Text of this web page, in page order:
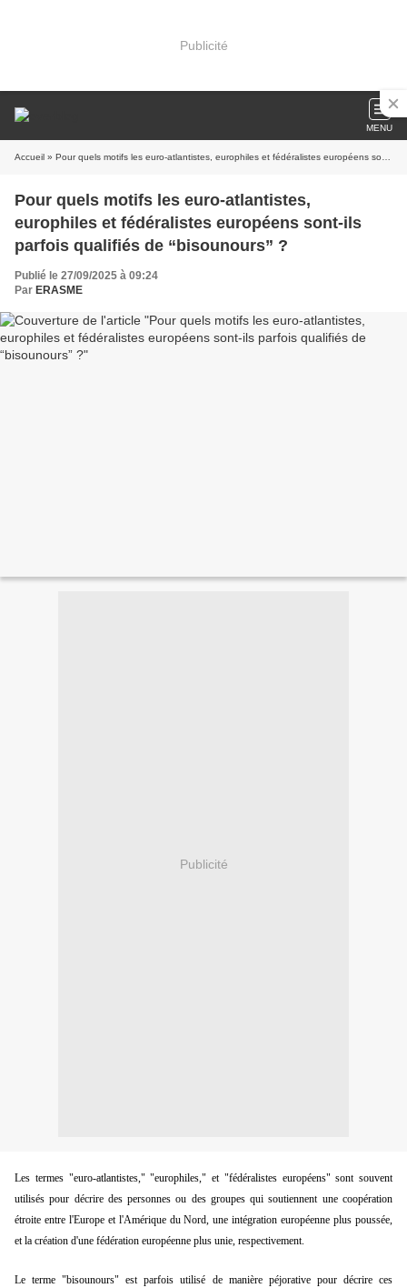
Publicité
MENU
Accueil » Pour quels motifs les euro-atlantistes, europhiles et fédéralistes européens sont-ils parfois qualifiés de “bisounours” ?
Pour quels motifs les euro-atlantistes,
europhiles et fédéralistes européens sont-ils
parfois qualifiés de “bisounours” ?
Publié le 27/09/2025 à 09:24
Par ERASME
Publicité
Les termes "euro-atlantistes," "europhiles," et "fédéralistes européens" sont souvent
utilisés pour décrire des personnes ou des groupes qui soutiennent une coopération
étroite entre l'Europe et l'Amérique du Nord, une intégration européenne plus poussée,
et la création d'une fédération européenne plus unie, respectivement.
Le terme "bisounours" est parfois utilisé de manière péjorative pour décrire ces